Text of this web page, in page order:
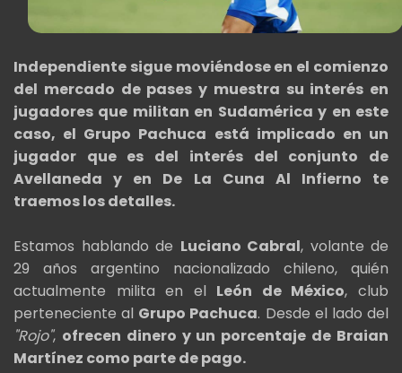
Independiente sigue moviéndose en el comienzo
del mercado de pases y muestra su interés en
jugadores que militan en Sudamérica y en este
caso, el Grupo Pachuca está implicado en un
jugador que es del interés del conjunto de
Avellaneda y en De La Cuna Al Infierno te
traemos los detalles.
Estamos hablando de Luciano Cabral, volante de
29 años argentino nacionalizado chileno, quién
actualmente milita en el León de México, club
perteneciente al Grupo Pachuca. Desde el lado del
"Rojo", ofrecen dinero y un porcentaje de Braian
Martínez como parte de pago.